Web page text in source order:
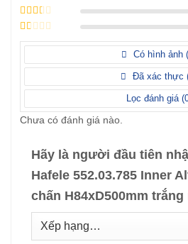
sao
Được
hạng3
5 sao
Được
hạng
sao
Được
1
sao
Có hình ảnh (
Đã xác thực
Lọc đánh giá (
Chưa có đánh giá nào.
Hãy là người đầu tiên
Hafele 552.03.785 Inner
chấn H84xD500mm trắng